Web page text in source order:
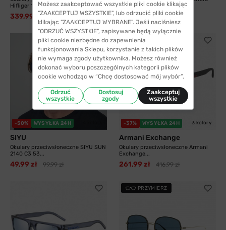
Hifliger 1811...
339,99 zł 538,99 zł
8055 003 58...
325,99 zł 413,99 zł
-50% WYSYŁKA 24H
SIYU
Okulary przeciwsłoneczne SIYU SUN
2140 C3 53...
49,99 zł 99,99 zł
-37% WYSYŁKA 24H 3 kolory
Armani Exchange
Okulary przeciwsłoneczne Armani
Exchange...
261,99 zł 416,99 zł
PRZYMIERZ
Możesz zaakceptować wszystkie pliki cookie klikając
"ZAAKCEPTUJ WSZYSTKIE", lub odrzucić pliki cookie
klikając "ZAAKCEPTUJ WYBRANE". Jeśli naciśniesz
"ODRZUĆ WSZYSTKIE", zapisywane będą wyłącznie
pliki cookie niezbędne do zapewnienia
funkcjonowania Sklepu, korzystanie z takich plików
nie wymaga zgody użytkownika. Możesz również
dokonać wyboru poszczególnych kategorii plików
cookie wchodząc w “Chcę dostosować mój wybór”.
Odrzuć
wszystkie
Dostosuj
zgody
Zaakceptuj
wszystkie